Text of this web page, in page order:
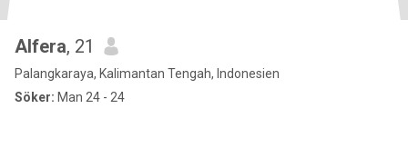
Alfera, 21
Palangkaraya, Kalimantan Tengah, Indonesien
Söker: Man 24 - 24